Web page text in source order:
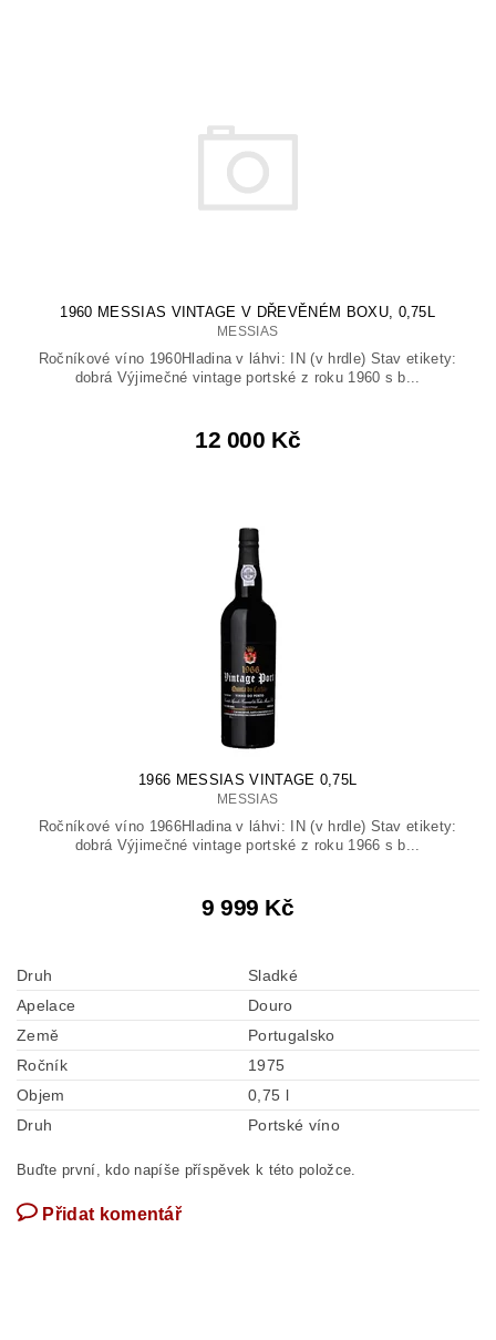
1960 MESSIAS VINTAGE V DŘEVĚNÉM BOXU, 0,75L
MESSIAS
Ročníkové víno 1960Hladina v láhvi: IN (v hrdle) Stav etikety:
dobrá Výjimečné vintage portské z roku 1960 s b...
12 000 Kč
1966 MESSIAS VINTAGE 0,75L
MESSIAS
Ročníkové víno 1966Hladina v láhvi: IN (v hrdle) Stav etikety:
dobrá Výjimečné vintage portské z roku 1966 s b...
9 999 Kč
Druh
Sladké
Apelace
Douro
Země
Portugalsko
Ročník
1975
Objem
0,75 l
Druh
Portské víno
Buďte první, kdo napíše příspěvek k této položce.
Přidat komentář